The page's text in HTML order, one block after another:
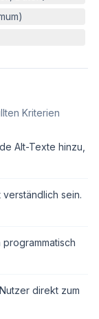
Kriterien
Alt-Texte hinzu,
sein.
direkt zum